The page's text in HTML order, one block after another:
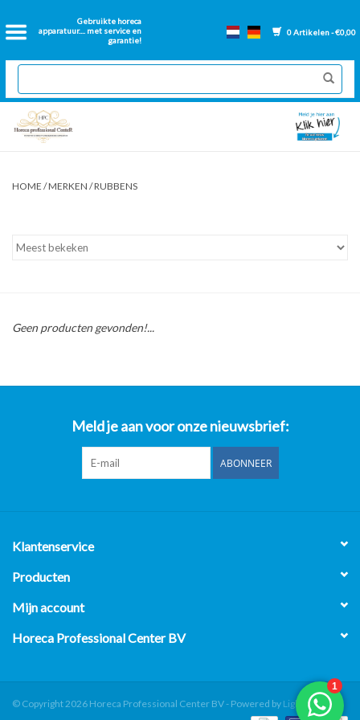
Gebruikte horeca
apparatuur.... met service en
garantie!
0 Artikelen - €0,00
Home
2dehands Horeca
Nieuwe apparatuur
Onderdelen bakwanden
Over ons
HOME /MERKEN /RUBBENS
Geen producten gevonden!...
Meld je aan voor onze nieuwsbrief:
ABONNEER
Klantenservice
Producten
Mijn account
Horeca Professional Center BV
© Copyright 2026 Horeca Professional Center BV - Powered by Lightspeed